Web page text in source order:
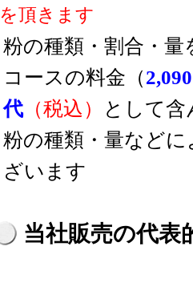
を頂きます
粉の種類・割合・
コースの料金（
代（税込）
として
粉の種類・量など
ざいます
当社販売の代表